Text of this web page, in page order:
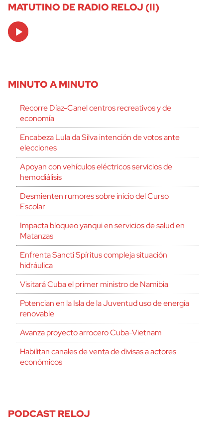
MATUTINO DE RADIO RELOJ (II)
Audio
Player
MINUTO A MINUTO
Recorre Díaz-Canel centros recreativos y de
economía
Encabeza Lula da Silva intención de votos ante
elecciones
Apoyan con vehículos eléctricos servicios de
hemodiálisis
Desmienten rumores sobre inicio del Curso
Escolar
Impacta bloqueo yanqui en servicios de salud en
Matanzas
Enfrenta Sancti Spíritus compleja situación
hidráulica
Visitará Cuba el primer ministro de Namibia
Potencian en la Isla de la Juventud uso de energía
renovable
Avanza proyecto arrocero Cuba-Vietnam
Habilitan canales de venta de divisas a actores
económicos
PODCAST RELOJ